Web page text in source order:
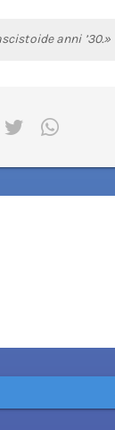
anni ’30.»